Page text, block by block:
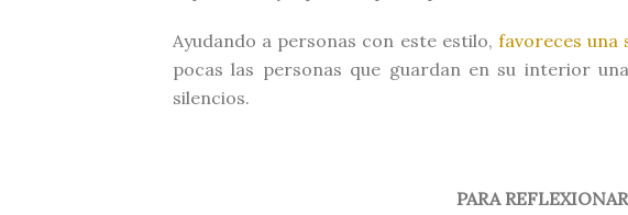
Ayudando a personas con este estilo, favoreces una
pocas las personas que guardan en su interior
silencios.
PARA